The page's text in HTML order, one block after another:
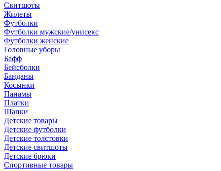
Свитшоты
Жилеты
Футболки
Футболки мужские/унисекс
Футболки женские
Головные уборы
Бафф
Бейсболки
Банданы
Косынки
Панамы
Платки
Шапки
Детские товары
Детские футболки
Детские толстовки
Детские свитшоты
Детские брюки
Спортивные товары